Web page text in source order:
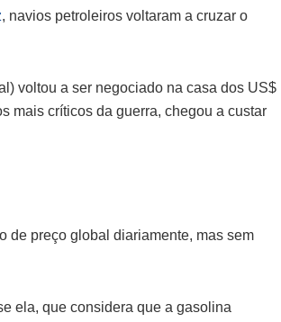
, navios petroleiros voltaram a cruzar o
voltou a ser negociado na casa dos US$
mais críticos da guerra, chegou a custar
de preço global diariamente, mas sem
ela, que considera que a gasolina